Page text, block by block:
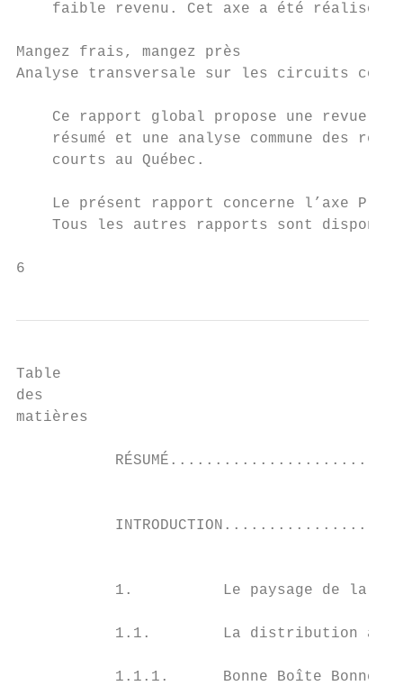
faible revenu. Cet axe a été réalisé
Mangez frais, mangez près
Analyse transversale sur les circuits
Ce rapport global propose une revue
résumé et une analyse commune des
    courts au Québec.
    Le présent rapport concerne l’axe Prix.
Tous les autres rapports sont
6
Table
des
matières
1.          Le paysage de la
1.1.        La distribution
1.1.1.      Bonne Boîte Bonne